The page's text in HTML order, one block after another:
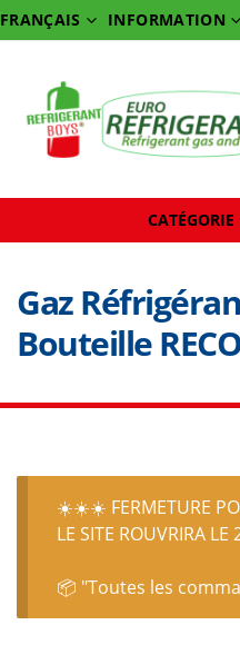
FRANÇAIS INFORMATION
CATÉGORIE
Gaz
Bouteille
☀️☀️☀️ FERMETURE
LE SITE ROUVRIRA
📦 "Toutes les